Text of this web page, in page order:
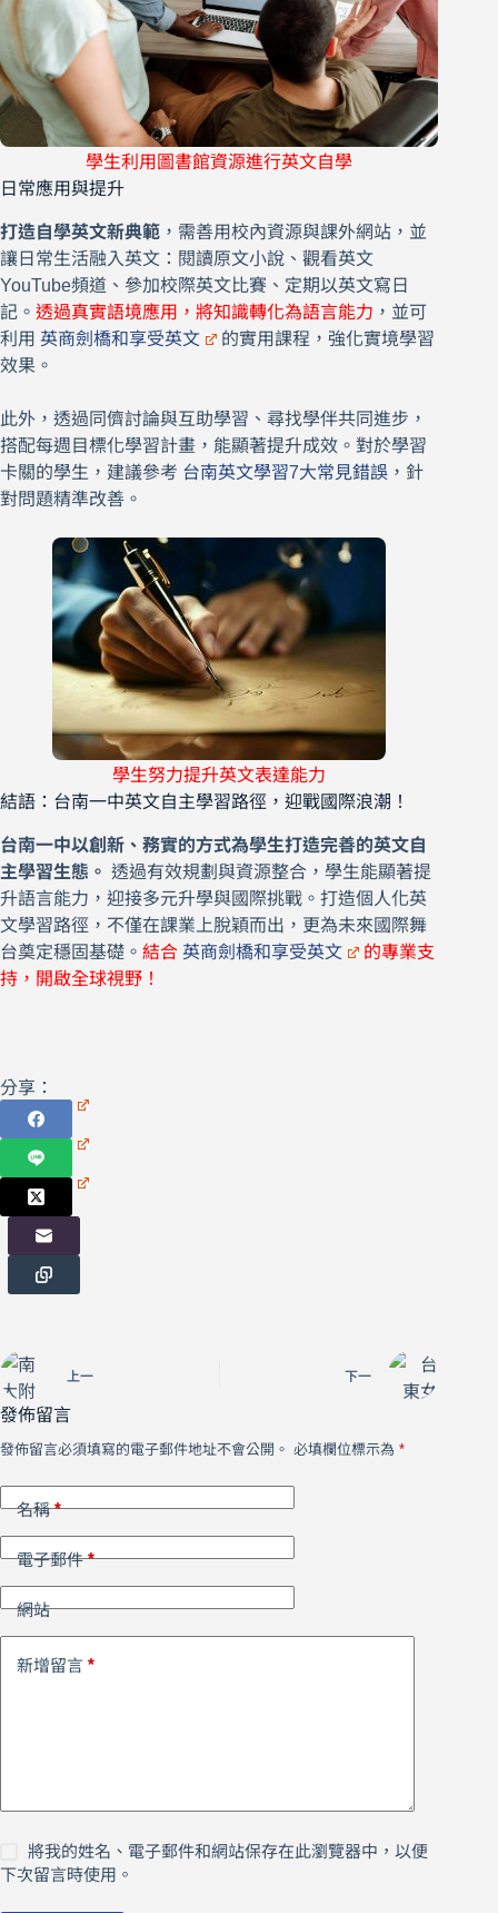
學生利用圖書館資源進行英文自學
日常應用與提升
打造自學英文新典範 ，需善用校內資源與課外網站，並
讓日常生活融入英文：閱讀原文小說、觀看英文
YouTube頻道、參加校際英文比賽、定期以英文寫日
記。 透過真實語境應用，將知識轉化為語言能力 ，並可
利用 英商劍橋和享受英文
的實用課程，強化實境學習
效果。
此外，透過同儕討論與互助學習、尋找學伴共同進步，
搭配每週目標化學習計畫，能顯著提升成效。對於學習
卡關的學生，建議參考 台南英文學習7大常見錯誤 ，針
對問題精準改善。
學生努力提升英文表達能力
結語：台南一中英文自主學習路徑，迎戰國際浪潮！
台南一中以創新、務實的方式為學生打造完善的英文自
主學習生態。 透過有效規劃與資源整合，學生能顯著提
升語言能力，迎接多元升學與國際挑戰。打造個人化英
文學習路徑，不僅在課業上脫穎而出，更為未來國際舞
台奠定穩固基礎。 結合 英商劍橋和享受英文
的專業支
持，開啟全球視野！
分享：
上一 下一
發佈留言
發佈留言必須填寫的電子郵件地址不會公開。 必填欄位標示為 *
名稱*
電子郵件*
網站
新增留言 *
將我的姓名、電子郵件和網站保存在此瀏覽器中，以便
下次留言時使用。